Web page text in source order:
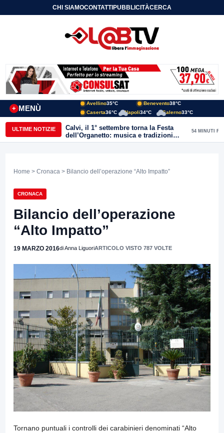
CHI SIAMOCONTATTIPUBBLICITÀCERCA
MENÙ
+
Avellino35°C Benevento38°C
Caserta36°C Napoli34°C Salerno33°C
ULTIME NOTIZIE
Calvi, il 1° settembre torna la Festa
dell’Organetto: musica e tradizioni
popolari dell’entroterra
54 MINUTI FA
Home > Cronaca > Bilancio dell’operazione “Alto Impatto”
CRONACA
Bilancio dell’operazione
“Alto Impatto”
19 MARZO 2016di Anna LiguoriARTICOLO VISTO 787 VOLTE
Tornano puntuali i controlli dei carabinieri denominati “Alto